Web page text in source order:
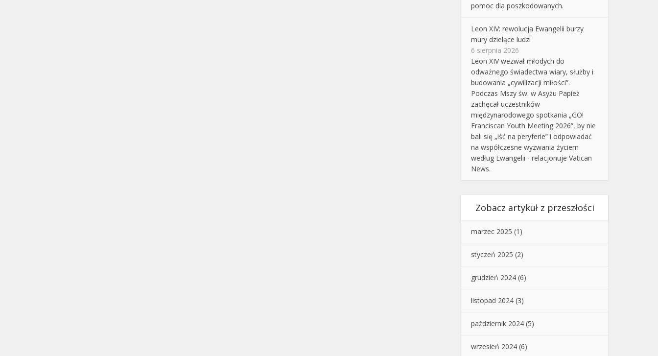
pomoc dla poszkodowanych.
Leon XIV: rewolucja Ewangelii burzy
mury dzielące ludzi
6 sierpnia 2026
Leon XIV wezwał młodych do
odważnego świadectwa wiary, służby i
budowania „cywilizacji miłości”.
Podczas Mszy św. w Asyżu Papież
zachęcał uczestników
międzynarodowego spotkania „GO!
Franciscan Youth Meeting 2026”, by nie
bali się „iść na peryferie” i odpowiadać
na współczesne wyzwania życiem
według Ewangelii - relacjonuje Vatican
News.
Zobacz artykuł z przeszłości
marzec 2025 (1)
styczeń 2025 (2)
grudzień 2024 (6)
listopad 2024 (3)
październik 2024 (5)
wrzesień 2024 (6)